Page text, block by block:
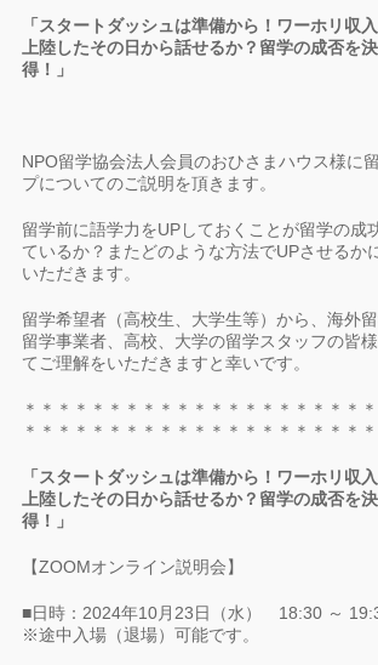
「スタートダッシュは準備から！ワーホリ収
上陸したその日から話せるか？留学の成否を
得！」
NPO留学協会法人会員のおひさまハウス様に
プについてのご説明を頂きます。
留学前に語学力をUPしておくことが留学の成
ているか？またどのような方法でUPさせるか
いただきます。
留学希望者（高校生、大学生等）から、海外留
留学事業者、高校、大学の留学スタッフの皆
てご理解をいただきますと幸いです。
＊＊＊＊＊＊＊＊＊＊＊＊＊＊＊＊＊＊＊＊
＊＊＊＊＊＊＊＊＊＊＊＊＊＊＊＊＊＊＊＊
「スタートダッシュは準備から！ワーホリ収
上陸したその日から話せるか？留学の成否を
得！」
【ZOOMオンライン説明会】
■日時：2024年10月23日（水） 18:30 ～
※途中入場（退場）可能です。